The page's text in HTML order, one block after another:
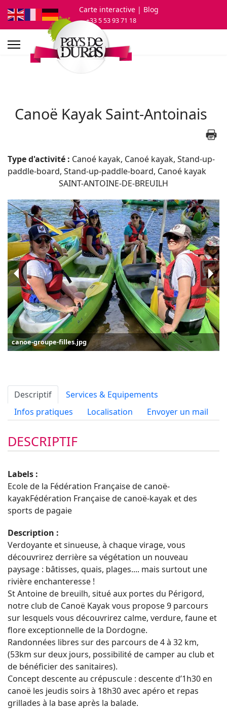
Carte interactive| Blog
+33 5 53 93 71 18
Canoë Kayak Saint-Antoinais
Type d'activité : Canoé kayak, Canoé kayak, Stand-up-
paddle-board, Stand-up-paddle-board, Canoé kayak
SAINT-ANTOINE-DE-BREUILH
canoe-groupe-filles.jpg
Descriptif
Services & Equipements
Infos pratiques
Localisation Envoyer un mail
DESCRIPTIF
Labels :
Ecole de la Fédération Française de canoë-
kayakFédération Française de canoë-kayak et des
sports de pagaie
Description :
Verdoyante et sinueuse, à chaque virage, vous
découvrirez derrière sa végétation un nouveau
paysage : bâtisses, quais, plages.... mais surtout une
rivière enchanteresse !
St Antoine de breuilh, situé aux portes du Périgord,
notre club de Canoë Kayak vous propose 9 parcours
sur lesquels vous découvrirez calme, verdure, faune et
flore exceptionnelle de la Dordogne.
Randonnées libres sur des parcours de 4 à 32 km,
(53km sur deux jours, possibilité de camper au club et
de bénéficier des sanitaires).
Concept descente au crépuscule : descente d’1h30 en
canoë les jeudis soirs à 18h30 avec apéro et repas
grillades à la base après la balade.